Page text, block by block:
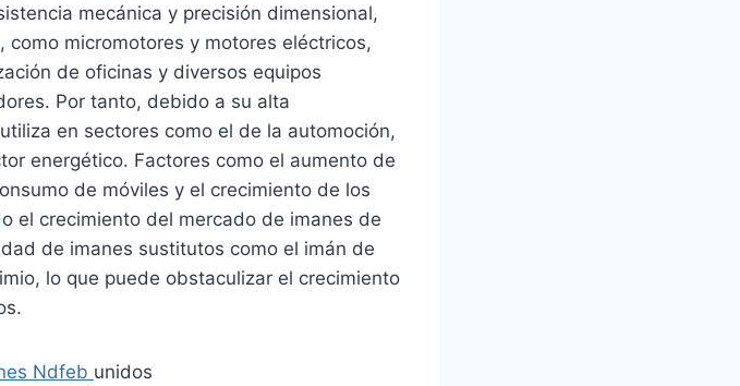
mecánica y precisión dimensional,
micromotores y motores eléctricos,
de oficinas y diversos equipos
Por tanto, debido a su alta
en sectores como el de la automoción,
energético. Factores como el aumento de
de móviles y el crecimiento de los
el crecimiento del mercado de imanes de
de imanes sustitutos como el imán de
lo que puede obstaculizar el crecimiento
Ndfeb unidos